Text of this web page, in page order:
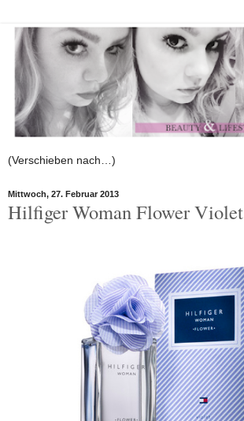
Mittwoch, 27. Februar 2013
Hilfiger Woman Flower Violet